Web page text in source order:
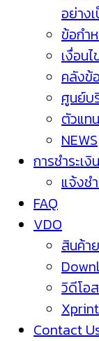
อย่าง
ข้อกำ
เงื่อน
คลังข้
ศูนย์บ
ตัวแท
NEWS
การชำระเงิน
แจ้งช
FAQ
VDO
สินค้า
วิดีโอ
Contact